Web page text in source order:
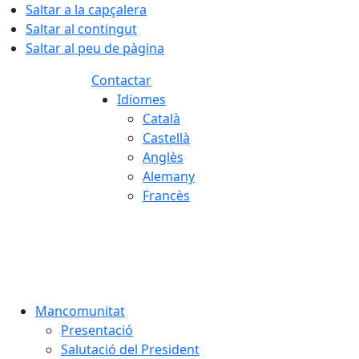
Saltar a la capçalera
Saltar al contingut
Saltar al peu de pàgina
Contactar
Idiomes
Català
Castellà
Anglès
Alemany
Francès
Mancomunitat
Presentació
Salutació del President